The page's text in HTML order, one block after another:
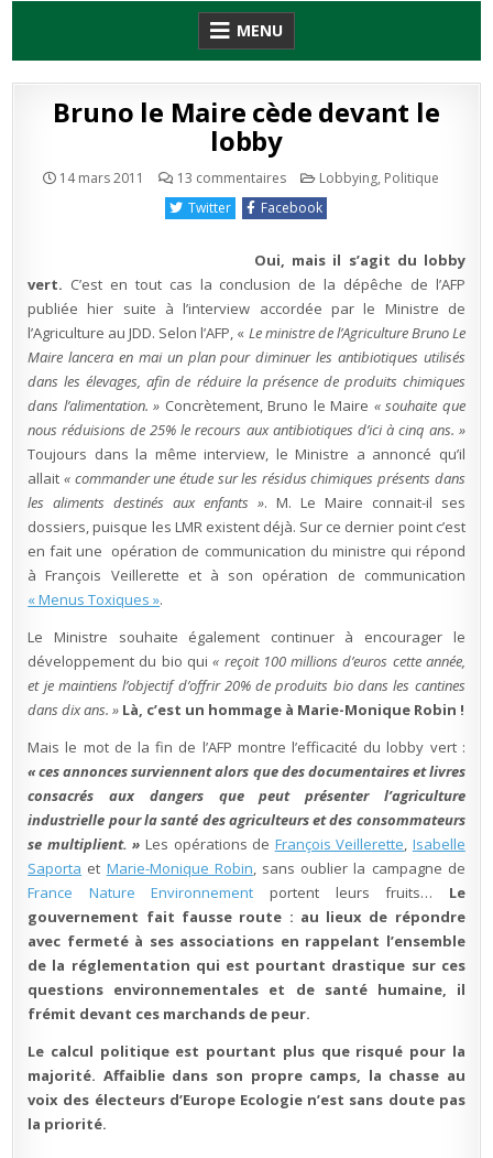
MENU
Bruno le Maire cède devant le
lobby
14 mars 2011 13 commentairessur
le
Maire
le
lobby
Publié
Lobbying, Politique
Twitter
Facebook
Oui, mais il s’agit du lobby
vert. C’est en tout cas la conclusion de la dépêche de l’AFP
publiée hier suite à l’interview accordée par le Ministre de
l’Agriculture au JDD. Selon l’AFP, « Le ministre de l’Agriculture Bruno Le
Maire lancera en mai un plan pour diminuer les antibiotiques utilisés
dans les élevages, afin de réduire la présence de produits chimiques
dans l’alimentation. » Concrètement, Bruno le Maire « souhaite que
nous réduisions de 25% le recours aux antibiotiques d’ici à cinq ans. »
Toujours dans la même interview, le Ministre a annoncé qu’il
allait « commander une étude sur les résidus chimiques présents dans
les aliments destinés aux enfants ». M. Le Maire connait-il ses
dossiers, puisque les LMR existent déjà. Sur ce dernier point c’est
en fait une opération de communication du ministre qui répond
à François Veillerette et à son opération de communication
« Menus Toxiques ».
Le Ministre souhaite également continuer à encourager le
développement du bio qui« reçoit 100 millions d’euros cette année,
et je maintiens l’objectif d’offrir 20% de produits bio dans les cantines
dans dix ans. » Là, c’est un hommage à Marie-Monique Robin !
Mais le mot de la fin de l’AFP montre l’efficacité du lobby vert :
« ces annonces surviennent alors que des documentaires et livres
consacrés aux dangers que peut présenter l’agriculture
industrielle pour la santé des agriculteurs et des consommateurs
se multiplient. » Les opérations de François Veillerette, Isabelle
Saporta et Marie-Monique Robin, sans oublier la campagne de
France Nature Environnement portent leurs fruits… Le
gouvernement fait fausse route : au lieux de répondre
avec fermeté à ses associations en rappelant l’ensemble
de la réglementation qui est pourtant drastique sur ces
questions environnementales et de santé humaine, il
frémit devant ces marchands de peur.
Le calcul politique est pourtant plus que risqué pour la
majorité. Affaiblie dans son propre camps, la chasse au
voix des électeurs d’Europe Ecologie n’est sans doute pas
la priorité.